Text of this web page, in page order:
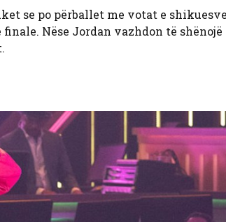
se po përballet me votat e
Nëse Jordan vazhdon të